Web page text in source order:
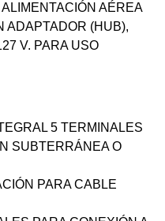
AÉREA
ADAPTADOR (HUB),
V. PARA USO
5 TERMINALES
SUBTERRÁNEA O
PARA CABLE